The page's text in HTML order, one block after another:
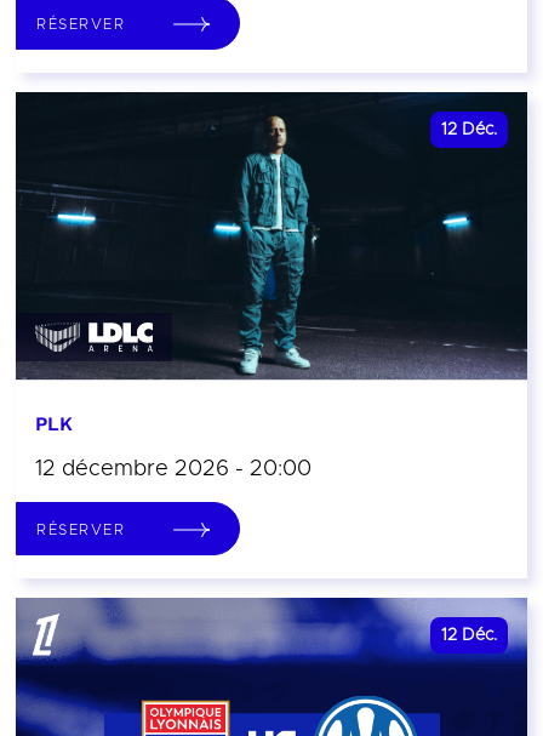
RÉSERVER
12 Déc.
PLK
12 décembre 2026 - 20:00
RÉSERVER
12 Déc.